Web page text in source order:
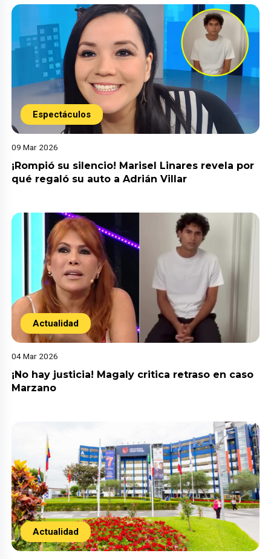
Espectáculos
09 Mar 2026
¡Rompió su silencio! Marisel Linares revela por
qué regaló su auto a Adrián Villar
Actualidad
04 Mar 2026
¡No hay justicia! Magaly critica retraso en caso
Marzano
Actualidad